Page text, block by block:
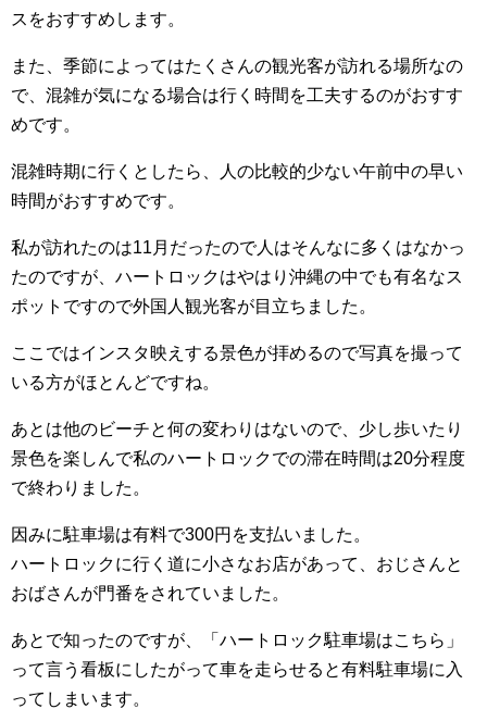
スをおすすめします。
また、季節によってはたくさんの観光客が訪れる場所なの
で、混雑が気になる場合は行く時間を工夫するのがおすす
めです。
混雑時期に行くとしたら、人の比較的少ない午前中の早い
時間がおすすめです。
私が訪れたのは11月だったので人はそんなに多くはなかっ
たのですが、ハートロックはやはり沖縄の中でも有名なス
ポットですので外国人観光客が目立ちました。
ここではインスタ映えする景色が拝めるので写真を撮って
いる方がほとんどですね。
あとは他のビーチと何の変わりはないので、少し歩いたり
景色を楽しんで私のハートロックでの滞在時間は20分程度
で終わりました。
因みに駐車場は有料で300円を支払いました。
ハートロックに行く道に小さなお店があって、おじさんと
おばさんが門番をされていました。
あとで知ったのですが、「ハートロック駐車場はこちら」
って言う看板にしたがって車を走らせると有料駐車場に入
ってしまいます。